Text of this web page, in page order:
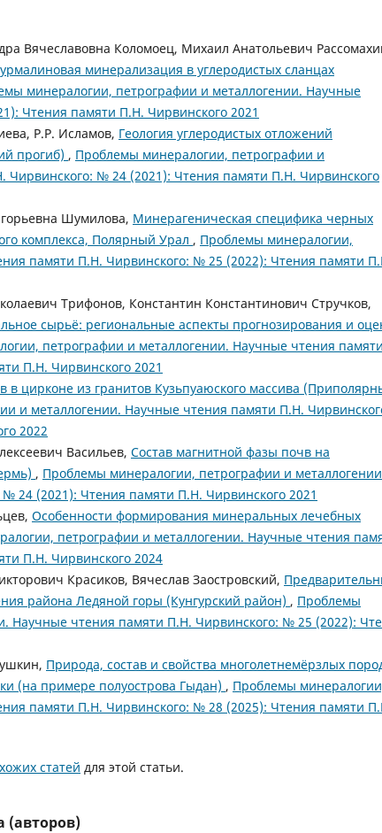
Вячеславовна Коломоец, Михаил Анатольевич
минерализация в углеродистых сланцах
минералогии, петрографии и металлогении. Научные
Чтения памяти П.Н. Чирвинского 2021
Р.Р. Исламов, Геология углеродистых отложений
прогиб) , Проблемы минералогии, петрографии и
№ 24 (2021): Чтения памяти П.Н. Чирвинского
Шумилова, Минерагеническая специфика черных
комплекса, Полярный Урал , Проблемы минералогии,
памяти П.Н. Чирвинского: № 25 (2022): Чтения памяти
Трифонов, Константин Константинович Стручков,
сырьё: региональные аспекты прогнозирования и
петрографии и металлогении. Научные чтения памяти
П.Н. Чирвинского 2021
в цирконе из гранитов Кузьпуаюского массива
и металлогении. Научные чтения памяти П.Н.
2022
Васильев, Состав магнитной фазы почв на
, Проблемы минералогии, петрографии и
24 (2021): Чтения памяти П.Н. Чирвинского 2021
Особенности формирования минеральных лечебных
петрографии и металлогении. Научные чтения
П.Н. Чирвинского 2024
Красиков, Вячеслав Заостровский,
района Ледяной горы (Кунгурский район) , Проблемы
Научные чтения памяти П.Н. Чирвинского: № 25 (2022):
Природа, состав и свойства многолетнемёрзлых
(на примере полуострова Гыдан) , Проблемы
памяти П.Н. Чирвинского: № 28 (2025): Чтения памяти
статей для этой статьи.
(авторов)